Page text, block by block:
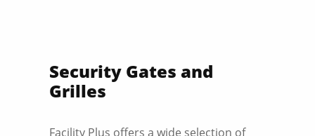
Security Gates and
Grilles
Facility Plus offers a wide selection of